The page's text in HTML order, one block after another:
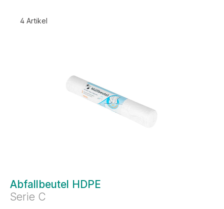
4 Artikel
Abfallbeutel HDPE
Serie C